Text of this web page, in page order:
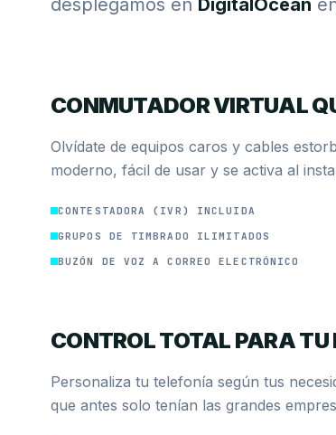
desplegamos en DigitalOcean
CONMUTADOR VIRTUAL
Olvídate de equipos caros y cables
moderno, fácil de usar y se activa al
CONTESTADORA (IVR) INCLUIDA
GRUPOS DE TIMBRADO ILIMITADOS
BUZÓN DE VOZ A CORREO ELECTRÓNICO
CONTROL TOTAL PARA TU
Personaliza tu telefonía según tus
que antes solo tenían las grandes